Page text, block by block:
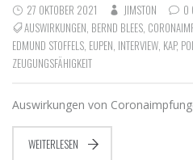
27 OKTOBER 2021 JIMSTON
0
AUSWIRKUNGEN BERND BLEES
EDMUND STOFFELS EUPEN INTERVIEW KAP,
ZEUGUNGSFÄHIGKEIT
Auswirkungen von
WEITERLESEN